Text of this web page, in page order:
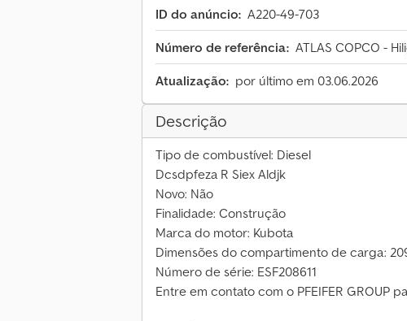
ID do anúncio: A220-49-703
Número de referência: ATLAS COPCO -
Atualização: por último em 03.06.2026
Descrição
Tipo de combustível: Diesel
Dcsdpfeza R Siex Aldjk
Novo: Não
Finalidade: Construção
Marca do motor: Kubota
Dimensões do compartimento de carga:
Número de série: ESF208611
Entre em contato com o PFEIFER GROUP